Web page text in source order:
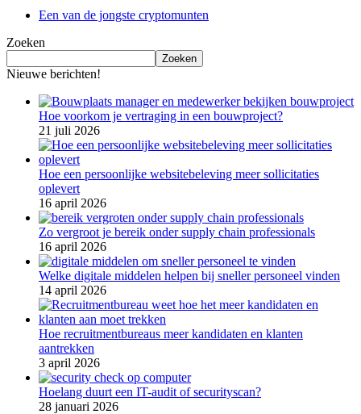
Een van de jongste cryptomunten
Zoeken
Zoeken
Nieuwe berichten!
Hoe voorkom je vertraging in een bouwproject?
21 juli 2026
Hoe een persoonlijke websitebeleving meer sollicitaties
oplevert
16 april 2026
Zo vergroot je bereik onder supply chain professionals
16 april 2026
Welke digitale middelen helpen bij sneller personeel vinden
14 april 2026
Hoe recruitmentbureaus meer kandidaten en klanten
aantrekken
3 april 2026
Hoelang duurt een IT-audit of securityscan?
28 januari 2026